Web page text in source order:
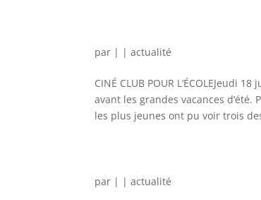
par | |actualité
CINÉ CLUB POUR L’ÉCOLEJeudi
avant les grandes vacances
les plus jeunes ont pu voir trois
par | |actualité